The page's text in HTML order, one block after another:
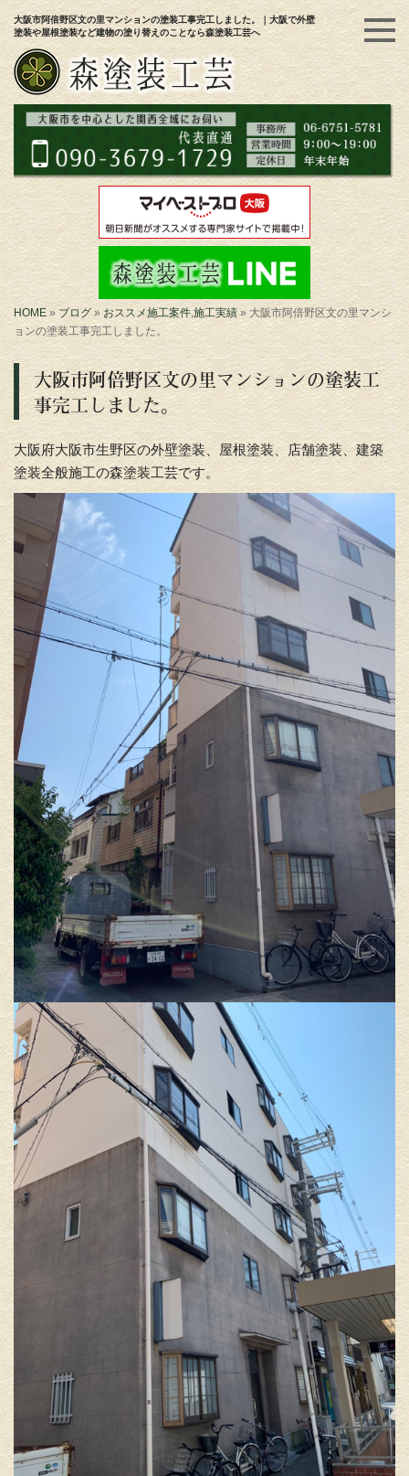
大阪市阿倍野区文の里マンションの塗装工事完工しました。｜大阪で外壁
塗装や屋根塗装など建物の塗り替えのことなら森塗装工芸へ
HOME » ブログ» おススメ施工案件,施工実績» 大阪市阿倍野区文の里マンシ
ョンの塗装工事完工しました。
大阪市阿倍野区文の里マンションの塗装工
事完工しました。
大阪府大阪市生野区の外壁塗装、屋根塗装、店舗塗装、建築
塗装全般施工の森塗装工芸です。